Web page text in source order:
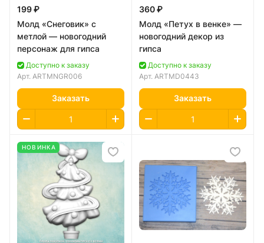
199 ₽
Молд «Снеговик» с
метлой — новогодний
персонаж для гипса
Доступно к заказу
Арт. ARTMNGR006
Заказать
360 ₽
Молд «Петух в венке» —
новогодний декор из
гипса
Доступно к заказу
Арт. ARTMD0443
Заказать
НОВИНКА